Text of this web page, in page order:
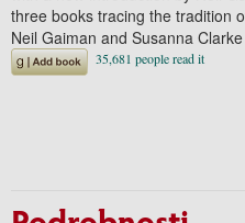
three books tracing the tradition
Neil Gaiman and Susanna Clarke